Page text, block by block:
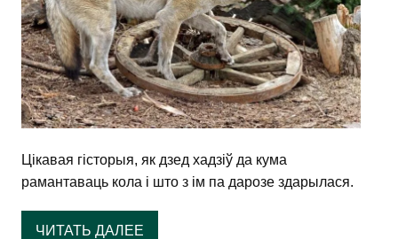
Цікавая гісторыя, як дзед хадзіў да кума
рамантаваць кола і што з ім па дарозе здарылася.
ЧИТАТЬ ДАЛЕЕ